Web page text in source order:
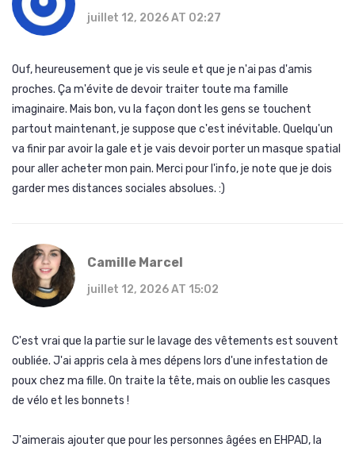
juillet 12, 2026 AT 02:27
Ouf, heureusement que je vis seule et que je n'ai pas d'amis
proches. Ça m'évite de devoir traiter toute ma famille
imaginaire. Mais bon, vu la façon dont les gens se touchent
partout maintenant, je suppose que c'est inévitable. Quelqu'un
va finir par avoir la gale et je vais devoir porter un masque spatial
pour aller acheter mon pain. Merci pour l'info, je note que je dois
garder mes distances sociales absolues. :)
Camille Marcel
juillet 12, 2026 AT 15:02
C'est vrai que la partie sur le lavage des vêtements est souvent
oubliée. J'ai appris cela à mes dépens lors d'une infestation de
poux chez ma fille. On traite la tête, mais on oublie les casques
de vélo et les bonnets !
J'aimerais ajouter que pour les personnes âgées en EHPAD, la